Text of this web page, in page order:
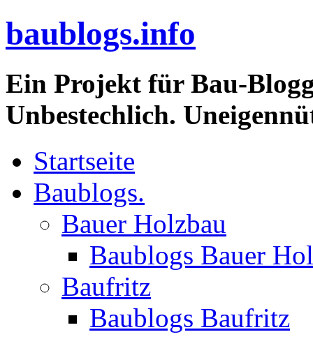
baublogs.info
Ein Projekt für Bau-
Unbestechlich.
Startseite
Baublogs.
Bauer Holzbau
Baublogs Bauer
Baufritz
Baublogs Baufritz